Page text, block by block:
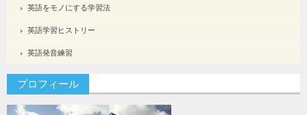
英語をモノにする学習法
英語学習ヒストリー
英語発音練習
プロフィール